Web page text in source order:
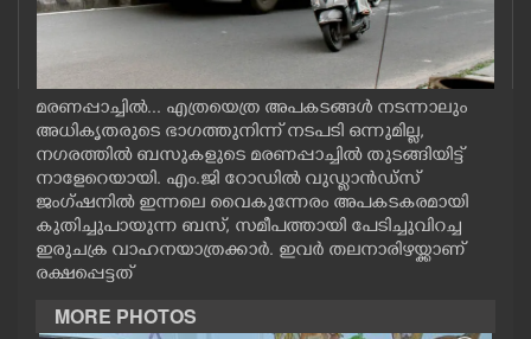
CINEMA
OPINION
PHOTOS
മരണപ്പാച്ചിൽ... എത്രയെത്ര അപകടങ്ങൾ നടന്നാലും
അധികൃതരുടെ ഭാഗത്തുനിന്ന് നടപടി ഒന്നുമില്ല,
നഗരത്തിൽ ബസുകളുടെ മരണപ്പാച്ചിൽ തുടങ്ങിയിട്ട്
നാളേറെയായി. എം.ജി റോഡിൽ വുഡ്ലാൻഡ്സ്
ജംഗ്ഷനിൽ ഇന്നലെ വൈകുന്നേരം അപകടകരമായി
കുതിച്ചുപായുന്ന ബസ്, സമീപത്തായി പേടിച്ചുവിറച്ച
ഇരുചക്ര വാഹനയാത്രക്കാർ. ഇവർ തലനാരിഴയ്ക്കാണ്
രക്ഷപ്പെട്ടത്
MORE PHOTOS